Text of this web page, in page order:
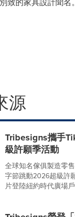
源
Tribesigns攜手
級許願季活動
全球知名傢俱製造零
字節跳動2026超級許
片登陸紐約時代廣場